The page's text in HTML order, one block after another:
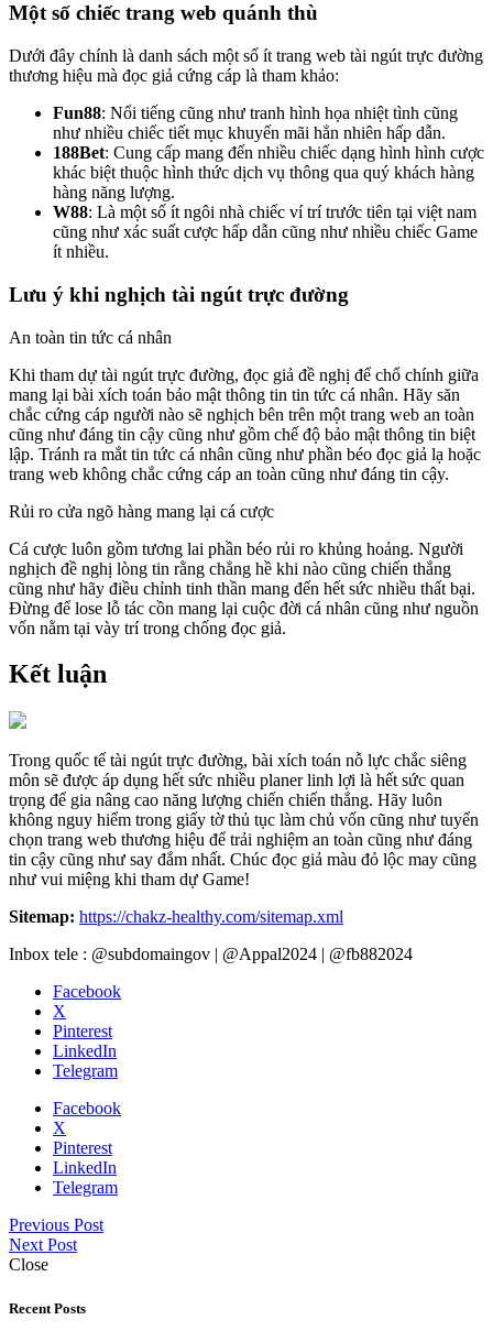
Một số chiếc trang web quánh thù
Dưới đây chính là danh sách một số ít trang web tài ngút trực đường
thương hiệu mà đọc giả cứng cáp là tham khảo:
Fun88: Nổi tiếng cũng như tranh hình họa nhiệt tình cũng
như nhiều chiếc tiết mục khuyến mãi hẳn nhiên hấp dẫn.
188Bet: Cung cấp mang đến nhiều chiếc dạng hình hình cược
khác biệt thuộc hình thức dịch vụ thông qua quý khách hàng
hàng năng lượng.
W88: Là một số ít ngôi nhà chiếc ví trí trước tiên tại việt nam
cũng như xác suất cược hấp dẫn cũng như nhiều chiếc Game
ít nhiều.
Lưu ý khi nghịch tài ngút trực đường
An toàn tin tức cá nhân
Khi tham dự tài ngút trực đường, đọc giả đề nghị để chổ chính giữa
mang lại bài xích toán bảo mật thông tin tin tức cá nhân. Hãy săn
chắc cứng cáp người nào sẽ nghịch bên trên một trang web an toàn
cũng như đáng tin cậy cũng như gồm chế độ bảo mật thông tin biệt
lập. Tránh ra mắt tin tức cá nhân cũng như phần béo đọc giả lạ hoặc
trang web không chắc cứng cáp an toàn cũng như đáng tin cậy.
Rủi ro cửa ngõ hàng mang lại cá cược
Cá cược luôn gồm tương lai phần béo rủi ro khủng hoảng. Người
nghịch đề nghị lòng tin rằng chẳng hề khi nào cũng chiến thắng
cũng như hãy điều chỉnh tinh thần mang đến hết sức nhiều thất bại.
Đừng để lose lỗ tác cồn mang lại cuộc đời cá nhân cũng như nguồn
vốn nằm tại vày trí trong chống đọc giả.
Kết luận
Trong quốc tế tài ngút trực đường, bài xích toán nỗ lực chắc siêng
môn sẽ được áp dụng hết sức nhiều planer linh lợi là hết sức quan
trọng để gia nâng cao năng lượng chiến chiến thắng. Hãy luôn
không nguy hiểm trong giấy tờ thủ tục làm chủ vốn cũng như tuyển
chọn trang web thương hiệu để trải nghiệm an toàn cũng như đáng
tin cậy cũng như say đắm nhất. Chúc đọc giả màu đỏ lộc may cũng
như vui miệng khi tham dự Game!
Sitemap: https://chakz-healthy.com/sitemap.xml
Inbox tele : @subdomaingov | @Appal2024 | @fb882024
Facebook
X
Pinterest
LinkedIn
Telegram
Facebook
X
Pinterest
LinkedIn
Telegram
Previous Post
Next Post
Close
Recent Posts